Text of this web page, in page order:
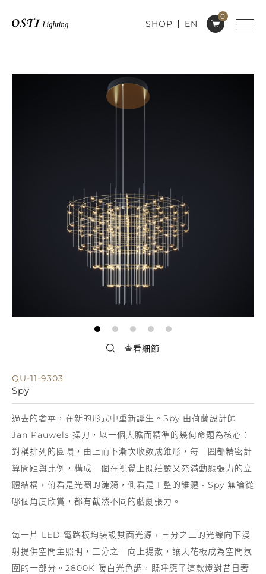
0
SHOP EN
QU-11-9303
Spy
過去的奢華，在新的形式中重新誕生。Spy 由荷蘭設計師
Jan Pauwels 操刀，以一個大膽而精準的幾何命題為核心：
對稱排列的圓環，由上而下漸次收斂成錐形，每一圈都精密計
算間距與比例，構成一個在視覺上既莊嚴又充滿動態張力的立
體結構，俯看是光圈的漣漪，側看是工整的錐體。Spy 無論從
哪個角度欣賞，都有截然不同的戲劇張力。
每一片 LED 電路板均裝設雙面光源，三分之二的光線向下漫
射提供空間主照明，三分之一向上揚散，讓天花板成為空間氛
圍的一部分。2800K 暖白光色調，既呼應了這款燈對昔日奢